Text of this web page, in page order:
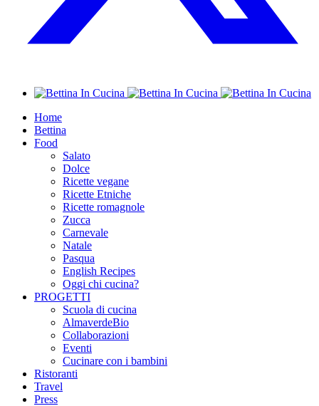
Home
Bettina
Food
Salato
Dolce
Ricette vegane
Ricette Etniche
Ricette romagnole
Zucca
Carnevale
Natale
Pasqua
English Recipes
Oggi chi cucina?
PROGETTI
Scuola di cucina
AlmaverdeBio
Collaborazioni
Eventi
Cucinare con i bambini
Ristoranti
Travel
Press